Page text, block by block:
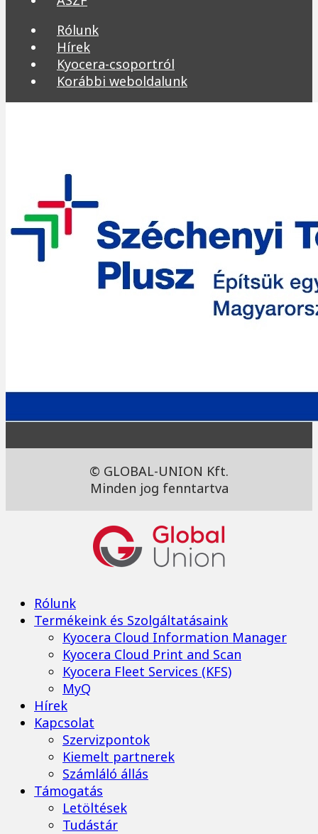
Rólunk
Hírek
Kyocera-csoportról
Korábbi weboldalunk
© GLOBAL-UNION Kft.
Minden jog fenntartva
Rólunk
Termékeink és Szolgáltatásaink
Kyocera Cloud Information Manager
Kyocera Cloud Print and Scan
Kyocera Fleet Services (KFS)
MyQ
Hírek
Kapcsolat
Szervizpontok
Kiemelt partnerek
Számláló állás
Támogatás
Letöltések
Tudástár